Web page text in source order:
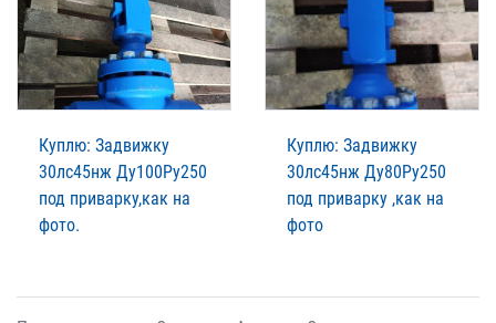
Куплю: Задвижку
30лс45нж Ду100Ру250
под приварку,как на
фото.
Куплю: Задвижку
30лс45нж Ду80Ру250
под приварку ,как на
фото